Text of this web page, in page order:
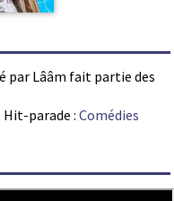
par Lââm fait partie des
parade : Comédies